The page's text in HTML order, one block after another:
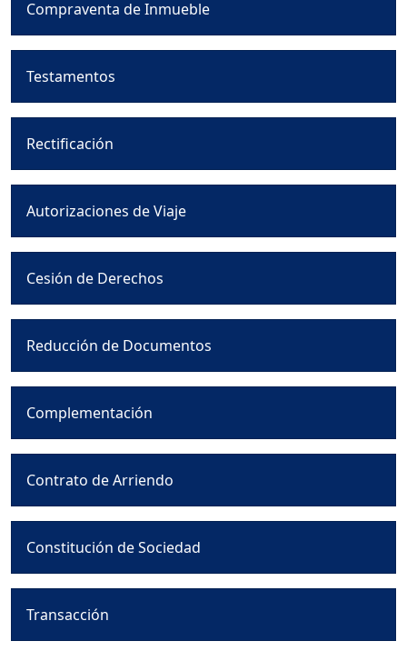
Compraventa de Inmueble
Testamentos
Rectificación
Autorizaciones de Viaje
Cesión de Derechos
Reducción de Documentos
Complementación
Contrato de Arriendo
Constitución de Sociedad
Transacción